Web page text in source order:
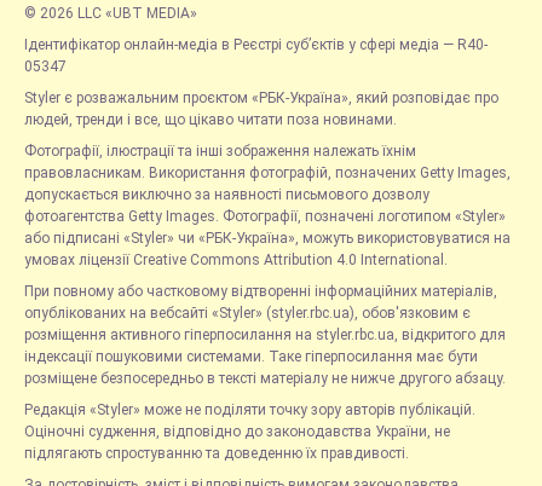
© 2026 LLC «UBT MEDIA»
Ідентифікатор онлайн-медіа в Реєстрі суб’єктів у сфері медіа — R40-
05347
Styler є розважальним проєктом «РБК-Україна», який розповідає про
людей, тренди і все, що цікаво читати поза новинами.
Фотографії, ілюстрації та інші зображення належать їхнім
правовласникам. Використання фотографій, позначених Getty Images,
допускається виключно за наявності письмового дозволу
фотоагентства Getty Images. Фотографії, позначені логотипом «Styler»
або підписані «Styler» чи «РБК-Україна», можуть використовуватися на
умовах ліцензії Creative Commons Attribution 4.0 International.
При повному або частковому відтворенні інформаційних матеріалів,
опублікованих на вебсайті «Styler» (styler.rbc.ua), обов'язковим є
розміщення активного гіперпосилання на styler.rbc.ua, відкритого для
індексації пошуковими системами. Таке гіперпосилання має бути
розміщене безпосередньо в тексті матеріалу не нижче другого абзацу.
Редакція «Styler» може не поділяти точку зору авторів публікацій.
Оціночні судження, відповідно до законодавства України, не
підлягають спростуванню та доведенню їх правдивості.